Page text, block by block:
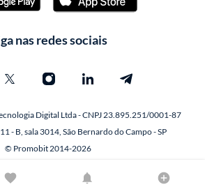
nas redes sociais
Digital Ltda - CNPJ 23.895.251/0001-87
- B, sala 3014, São Bernardo do Campo - SP
© Promobit 2014-2026